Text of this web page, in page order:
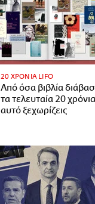
20 ΧΡΟΝΙΑ LIFO
Από όσα βιβλία
τα τελευταία 20
αυτό ξεχωρίζεις